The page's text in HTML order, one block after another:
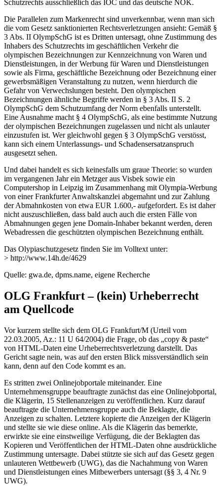
Schutzrechts ausschließlich das IOC und das deutsche NOK.
Die Parallelen zum Markenrecht sind unverkennbar, wenn man sich
die vom Gesetz sanktionierten Rechtsverletzungen ansieht: Gemäß §
3 Abs. II OlympSchG ist es Dritten untersagt, ohne Zustimmung des
Inhabers des Schutzrechts im geschäftlichen Verkehr die
olympischen Bezeichnungen zur Kennzeichnung von Waren und
Dienstleistungen, in der Werbung für Waren und Dienstleistungen
sowie als Firma, geschäftliche Bezeichnung oder Bezeichnung einer
gewerbsmäßigen Veranstaltung zu nutzen, wenn hierdurch die
Gefahr von Verwechslungen besteht. Den olympischen
Bezeichnungen ähnliche Begriffe werden in § 3 Abs. II S. 2
OlympSchG dem Schutzumfang der Norm ebenfalls unterstellt.
Eine Ausnahme macht § 4 OlympSchG, als eine bestimmte Nutzung
der olympischen Bezeichnungen zugelassen und nicht als unlauter
einzustufen ist. Wer gleichwohl gegen § 3 OlympSchG verstösst,
kann sich einem Unterlassungs- und Schadensersatzanspruch
ausgesetzt sehen.
Und dabei handelt es sich keinesfalls um graue Theorie: so wurden
im vergangenen Jahr ein Metzger aus Visbek sowie ein
Computershop in Leipzig im Zusammenhang mit Olympia-Werbung
von einer Frankfurter Anwaltskanzlei abgemahnt und zur Zahlung
der Abmahnkosten von etwa EUR 1.600,- aufgefordert. Es ist daher
nicht auszuschließen, dass bald auch auch die ersten Fälle von
Abmahnungen gegen jene Domain-Inhaber bekannt werden, deren
Webadressen die geschützten olympischen Bezeichnung enthält.
Das Olypiaschutzgesetz finden Sie im Volltext unter:
> http://www.14h.de/4629
Quelle: gwa.de, dpms.name, eigene Recherche
OLG Frankfurt – (kein) Urheberrecht
am Quellcode
Vor kurzem stellte sich dem OLG Frankfurt/M (Urteil vom
22.03.2005, Az.: 11 U 64/2004) die Frage, ob das „copy & paste“
von HTML-Daten eine Urheberrechtsverletzung darstellt. Das
Gericht sagte nein, was auf den ersten Blick missverständlich sein
kann, denn auf den Code kommt es an.
Es stritten zwei Onlinejobportale miteinander. Eine
Unternehmensgruppe beauftragte zunächst das eine Onlinejobportal,
die Klägerin, 15 Stellenanzeigen zu veröffentlichen. Kurz darauf
beauftragte die Unternehmensgruppe auch die Beklagte, die
Anzeigen zu schalten. Letztere kopierte die Anzeigen der Klägerin
und stellte sie wie diese online. Als die Klägerin das bemerkte,
erwirkte sie eine einstweilige Verfügung, die der Beklagten das
Kopieren und Veröffentlichen der HTML-Daten ohne ausdrückliche
Zustimmung untersagte. Dabei stützte sie sich auf das Gesetz gegen
unlauteren Wettbewerb (UWG), das die Nachahmung von Waren
und Dienstleistungen eines Mitbewerbers untersagt (§§ 3, 4 Nr. 9
UWG).